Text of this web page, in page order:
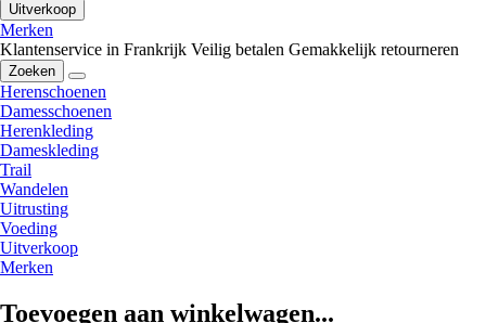
Uitverkoop
Merken
Klantenservice in Frankrijk Veilig betalen Gemakkelijk retourneren
Zoeken
Herenschoenen
Damesschoenen
Herenkleding
Dameskleding
Trail
Wandelen
Uitrusting
Voeding
Uitverkoop
Merken
Toevoegen aan winkelwagen...